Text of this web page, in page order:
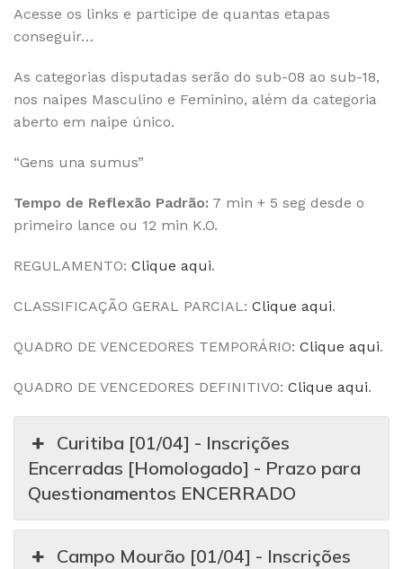
Acesse os links e participe de quantas etapas
conseguir…
As categorias disputadas serão do sub-08 ao sub-18,
nos naipes Masculino e Feminino, além da categoria
aberto em naipe único.
“Gens una sumus”
Tempo de Reflexão Padrão: 7 min + 5 seg desde o
primeiro lance ou 12 min K.O.
REGULAMENTO: Clique aqui.
CLASSIFICAÇÃO GERAL PARCIAL: Clique aqui.
QUADRO DE VENCEDORES TEMPORÁRIO: Clique aqui.
QUADRO DE VENCEDORES DEFINITIVO: Clique aqui.
Curitiba [01/04] - Inscrições
Encerradas [Homologado] - Prazo para
Questionamentos ENCERRADO
Campo Mourão [01/04] - Inscrições